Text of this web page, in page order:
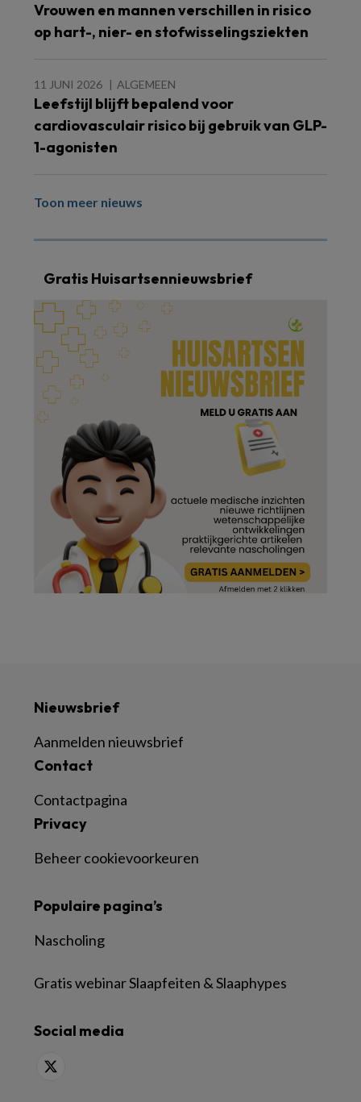
Vrouwen en mannen verschillen in risico
op hart-, nier- en stofwisselingsziekten
11 JUNI 2026 ALGEMEEN
Leefstijl blijft bepalend voor
cardiovasculair risico bij gebruik van GLP-
1-agonisten
Toon meer nieuws
Gratis Huisartsennieuwsbrief
Nieuwsbrief
Aanmelden nieuwsbrief
Contact
Contactpagina
Privacy
Beheer cookievoorkeuren
Populaire pagina’s
Nascholing
Gratis webinar Slaapfeiten & Slaaphypes
Social media